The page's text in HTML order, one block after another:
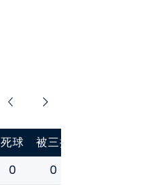
死球 被三振
0 0